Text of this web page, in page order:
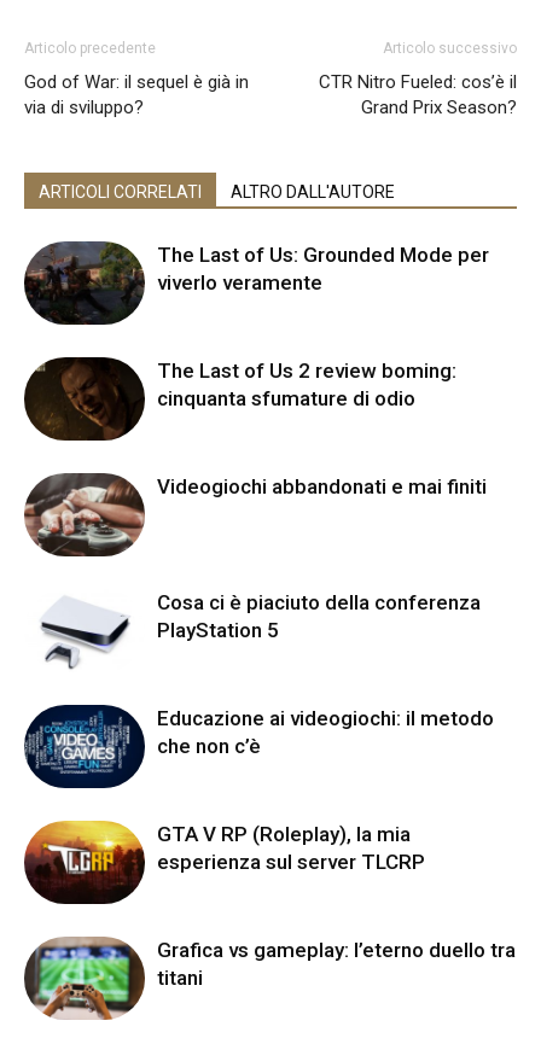
Articolo precedente
God of War: il sequel è già in
via di sviluppo?
Articolo successivo
CTR Nitro Fueled: cos’è il
Grand Prix Season?
ARTICOLI CORRELATI ALTRO DALL'AUTORE
The Last of Us: Grounded Mode per
viverlo veramente
The Last of Us 2 review boming:
cinquanta sfumature di odio
Videogiochi abbandonati e mai finiti
Cosa ci è piaciuto della conferenza
PlayStation 5
Educazione ai videogiochi: il metodo
che non c’è
GTA V RP (Roleplay), la mia
esperienza sul server TLCRP
Grafica vs gameplay: l’eterno duello tra
titani